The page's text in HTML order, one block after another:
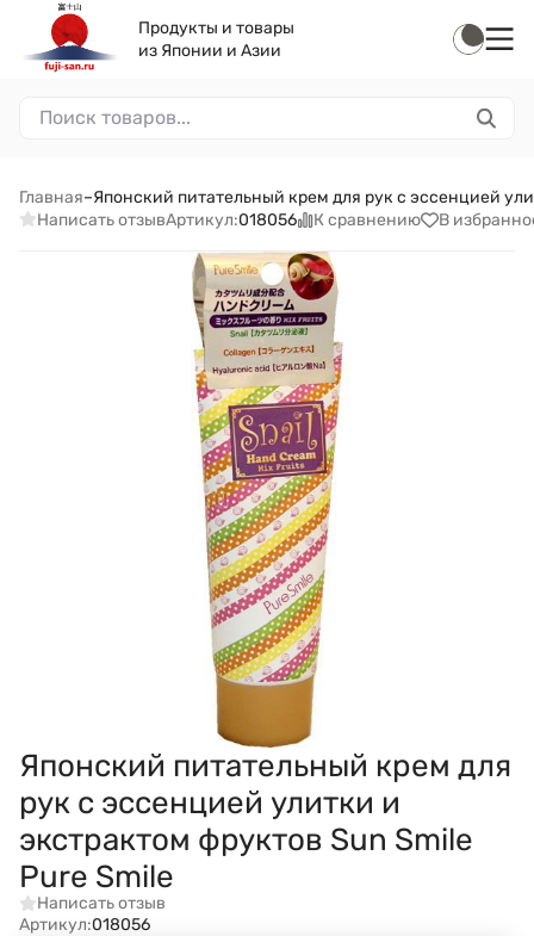
Продукты и товары
из Японии и Азии
Главная–Японский питательный крем для рук с эссенцией
Написать отзывАртикул:018056 К сравнению В
Японский питательный крем для
рук с эссенцией улитки и
экстрактом фруктов Sun Smile
Pure Smile
Написать отзыв
Артикул:018056